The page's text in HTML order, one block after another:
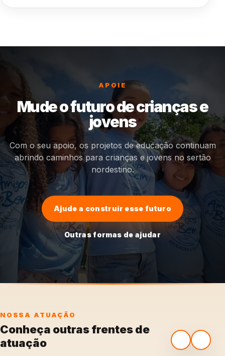
APOIE
Mude o futuro de crianças e
jovens
Com o seu apoio, os projetos de educação continuam
abrindo caminhos para crianças e jovens no sertão
nordestino.
Ajude a construir esse futuro
Outras formas de ajudar
NOSSA ATUAÇÃO
Conheça outras frentes de
atuação